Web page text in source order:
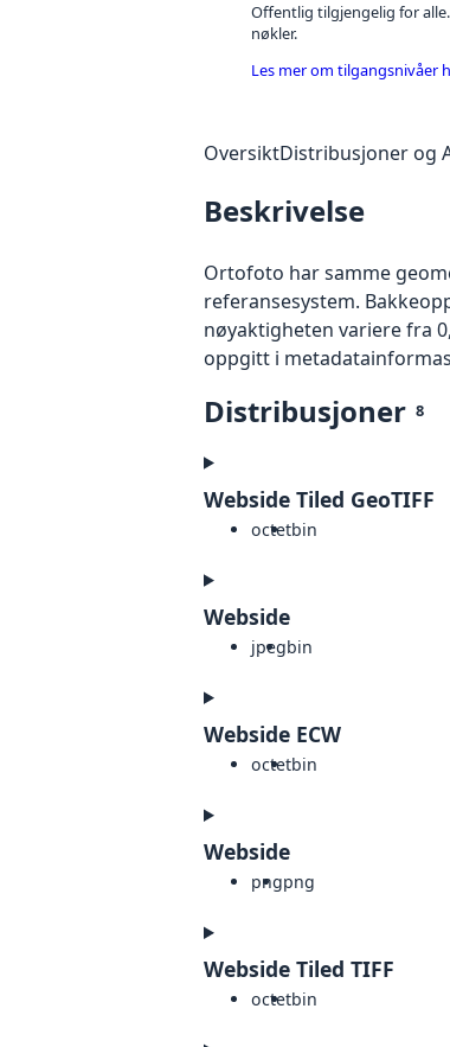
Offentlig tilgjengelig for
nøkler.
Les mer om tilgangsnivåer
OversiktDistribusjoner og
Beskrivelse
Ortofoto har samme
referansesystem.
nøyaktigheten variere fra
oppgitt i
Distribusjoner 8
Webside Tiled GeoTIFF
octetbin
Webside
jpegbin
Webside ECW
octetbin
Webside
pngpng
Webside Tiled TIFF
octetbin